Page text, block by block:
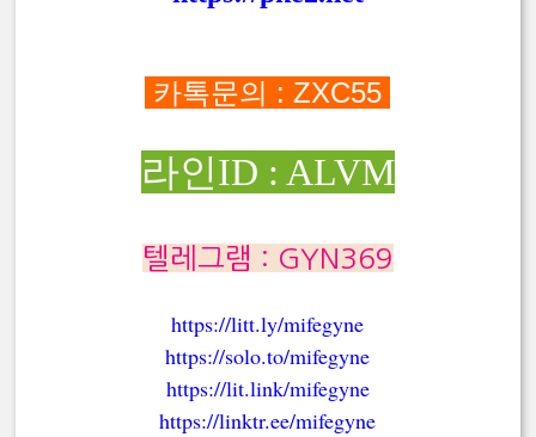
카톡문의 : ZXC55
라인ID : ALVM
텔레그램 : GYN369
https://litt.ly/mifegyne
https://solo.to/mifegyne
https://lit.link/mifegyne
https://linktr.ee/mifegyne